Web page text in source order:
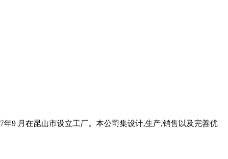
9 月在昆山市设立工厂。本公司集设计,生产,销售以及完善优